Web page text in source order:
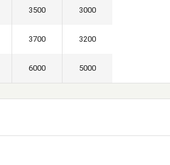
3500 3000
3700 3200
6000 5000